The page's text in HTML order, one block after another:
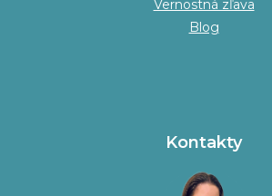
Vernostná zľava
Blog
Kontakty